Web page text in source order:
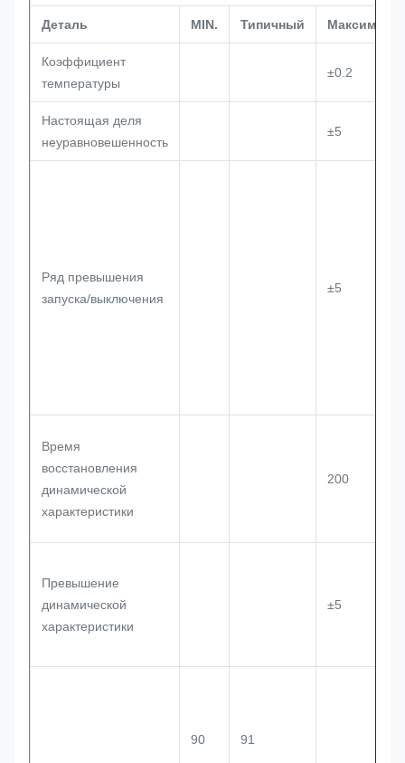
Деталь MIN. Типичный
Коэффициент
температуры
±0.2
Настоящая деля
неуравновешенность
±5
Ряд превышения
запуска/выключения
±5
Время
восстановления
динамической
характеристики
200
Превышение
динамической
характеристики
±5
90 91